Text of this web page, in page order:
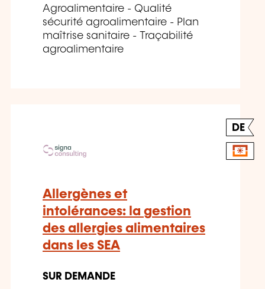
Agroalimentaire - Qualité
sécurité agroalimentaire - Plan
maîtrise sanitaire - Traçabilité
agroalimentaire
DE
Allergènes et
intolérances: la gestion
des allergies alimentaires
dans les SEA
SUR DEMANDE